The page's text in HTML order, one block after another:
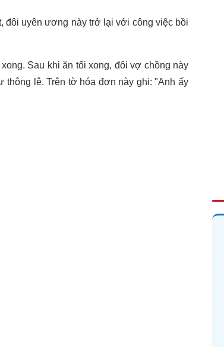
đôi uyên ương này trở lại với công việc bồi
Sau khi ăn tối xong, đôi vợ chồng này
thông lệ. Trên tờ hóa đơn này ghi: "Anh ấy